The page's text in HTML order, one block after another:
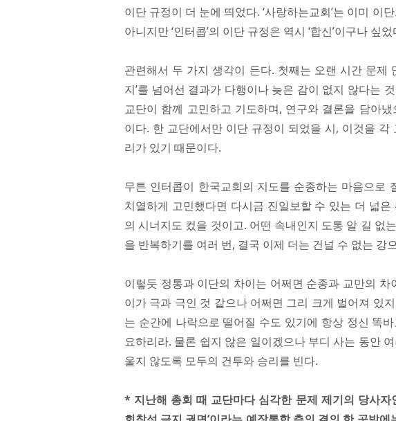
이단 규정이 더 눈에 띄었다. ‘사랑하는교회’는 이미 이
아니지만 ‘인터콥’의 이단 규정은 역시 ‘합신’이구나 싶었
관련해서 두 가지 생각이 든다. 첫째는 오랜 시간 문제
지’를 넘어선 결과가 다행이나 늦은 감이 없지 않다는
교단이 함께 고민하고 기도하며, 연구와 결론을 담아
이다. 한 교단에서만 이단 규정이 되었을 시, 이것을
리가 있기 때문이다.
무튼 인터콥이 한국교회의 지도를 순종하는 마음으로
치열하게 고민했다면 다시금 진일보할 수 있는 더 넓
의 시너지도 컸을 것이고. 어떤 속내인지 도통 알 길 없
을 반복하기를 여러 번, 결국 이제 더는 건널 수 없는 강
이렇듯 정통과 이단의 차이는 어쩌면 순종과 교만의
이가 극과 극인 것 같으나 어쩌면 그리 크게 벌어져 있
는 순간에 나락으로 떨어질 수도 있기에 항상 정신 똑
요하리라. 물론 쉽지 않은 일이겠으나 부디 사는 동안
울지 않도록 모두의 건투와 승리를 빈다.
* 지난해 총회 때 교단마다 심각한 문제 제기의 당사자